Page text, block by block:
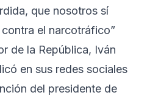
que nosotros sí
el narcotráfico”
de la República, Iván
en sus redes sociales
del presidente de